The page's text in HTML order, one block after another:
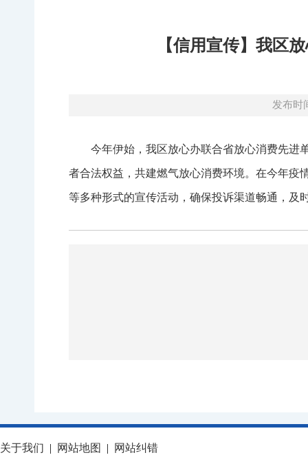
【信用宣传】我区
发布时
今年伊始，我区放心办联合省放心消费先进
者合法权益，共建燃气放心消费环境。在今年疫
等多种形式的宣传活动，确保投诉渠道畅通，及
关于我们 | 网站地图 | 网站纠错